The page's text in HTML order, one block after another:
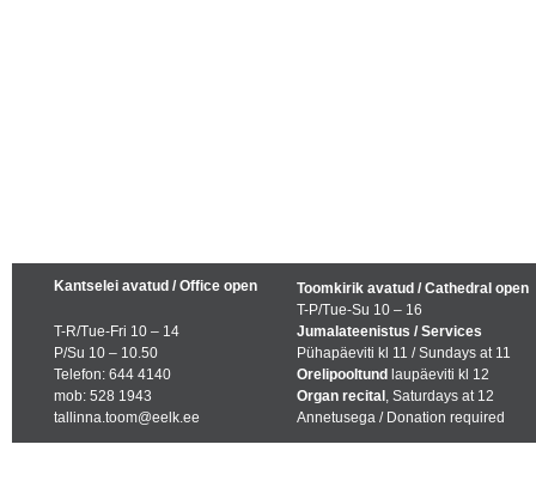
Kantselei avatud / Office open
T-R/Tue-Fri 10 – 14
P/Su 10 – 10.50
Telefon: 644 4140
mob: 528 1943
tallinna.toom@eelk.ee
Toomkirik avatud / Cathedral open
T-P/Tue-Su 10 – 16
Jumalateenistus / Services
Pühapäeviti kl 11 / Sundays at 11
Orelipooltund laupäeviti kl 12
Organ recital , Saturdays at 12
Annetusega / Donation required